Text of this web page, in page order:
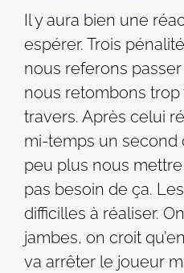
Il y aura bien une
espérer. Trois
nous referons
nous retombons trop
travers. Après celui
mi-temps un second
peu plus nous mettre
pas besoin de ça.
difficilles à réaliser.
jambes, on croit
va arrêter le joueur